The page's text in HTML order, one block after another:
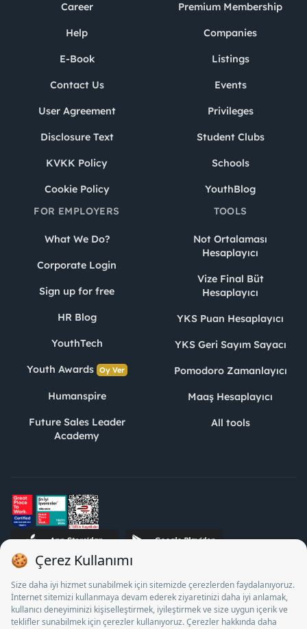
Career
Help
E-Book
Contact Us
User Agreement
Disclosure Text
KVKK Policy
Cookie Policy
Premium Membership
Companies
Listings
Events
Privileges
Student Clubs
Schools
YouthBlog
FOR EMPLOYERS
What We Do?
Corporate Login
Sign up for free
HR Blog
YouthTech
Youth Awards Oy Ver
Humanspire
Future Sales Leader
Academy
TOOLS
Not Ortalaması
Hesaplayıcı
Vize Final Büt
Hesaplayıcı
YKS Puan Hesaplayıcı
YKS Geri Sayım Sayacı
Pomodoro Zamanlayıcı
Maaş Hesaplayıcı
All tools
STJ Human Resources Informatics and Consultancy Inc. as a
Private Employment Agency to operate between 13/05/2025 -
12/05/2028, Turkey Employment Agency by 18/04/2025 date